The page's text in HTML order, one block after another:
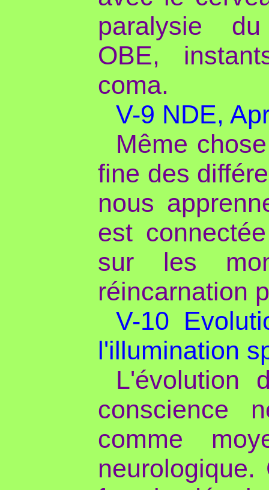
paralysie du
OBE,
coma.
V-9 NDE,
Même
fine des
nous
est
sur les
réincarnation
V-10
l'illumination
L'évolution
conscience
comme